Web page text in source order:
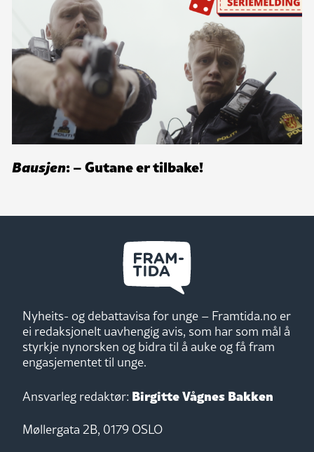
Bausjen: – Gutane er tilbake!
Nyheits- og debattavisa for unge – Framtida.no er
ei redaksjonelt uavhengig avis, som har som mål å
styrkje nynorsken og bidra til å auke og få fram
engasjementet til unge.
Ansvarleg redaktør: Birgitte Vågnes Bakken
Møllergata 2B, 0179 OSLO